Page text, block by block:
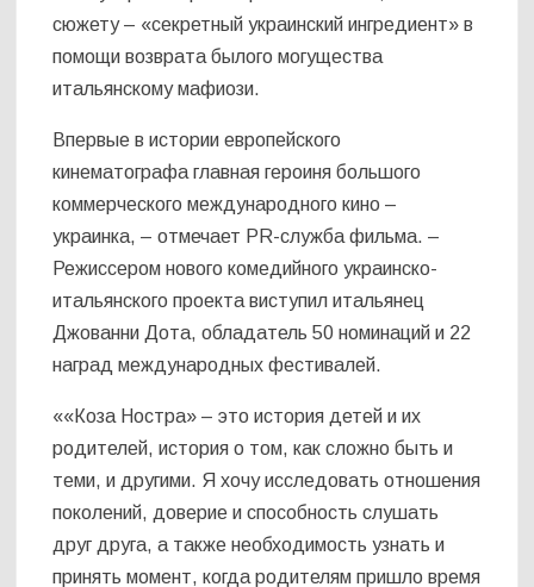
сюжету – «секретный украинский ингредиент» в
помощи возврата былого могущества
итальянскому мафиози.
Впервые в истории европейского
кинематографа главная героиня большого
коммерческого международного кино –
украинка, – отмечает PR-служба фильма. –
Режиссером нового комедийного украинско-
итальянского проекта виступил итальянец
Джованни Дота, обладатель 50 номинаций и 22
наград международных фестивалей.
««Коза Ностра» – это история детей и их
родителей, история о том, как сложно быть и
теми, и другими. Я хочу исследовать отношения
поколений, доверие и способность слушать
друг друга, а также необходимость узнать и
принять момент, когда родителям пришло время